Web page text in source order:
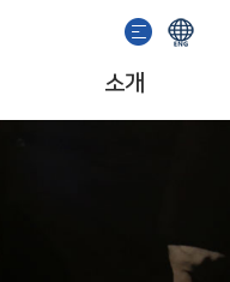
소개
조직/업무